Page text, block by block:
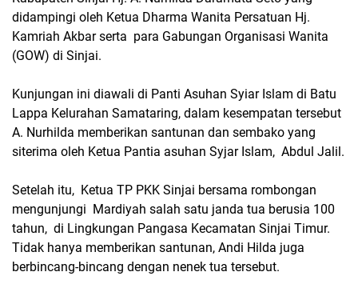
didampingi oleh Ketua Dharma Wanita Persatuan Hj.
Kamriah Akbar serta para Gabungan Organisasi Wanita
(GOW) di Sinjai.
Kunjungan ini diawali di Panti Asuhan Syiar Islam di Batu
Lappa Kelurahan Samataring, dalam kesempatan tersebut
A. Nurhilda memberikan santunan dan sembako yang
siterima oleh Ketua Pantia asuhan Syjar Islam, Abdul Jalil.
Setelah itu, Ketua TP PKK Sinjai bersama rombongan
mengunjungi Mardiyah salah satu janda tua berusia 100
tahun, di Lingkungan Pangasa Kecamatan Sinjai Timur.
Tidak hanya memberikan santunan, Andi Hilda juga
berbincang-bincang dengan nenek tua tersebut.